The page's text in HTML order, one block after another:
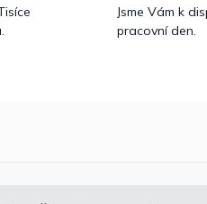
Jsme Vám k
pracovní den.